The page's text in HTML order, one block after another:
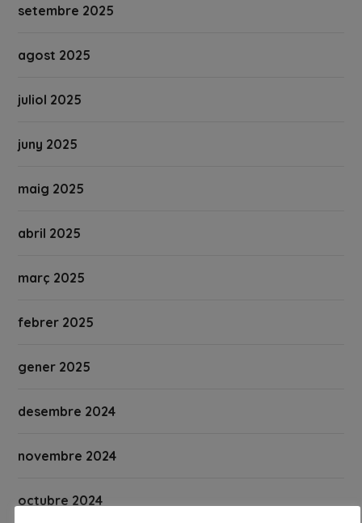
setembre 2025
agost 2025
juliol 2025
juny 2025
maig 2025
abril 2025
març 2025
febrer 2025
gener 2025
desembre 2024
novembre 2024
octubre 2024